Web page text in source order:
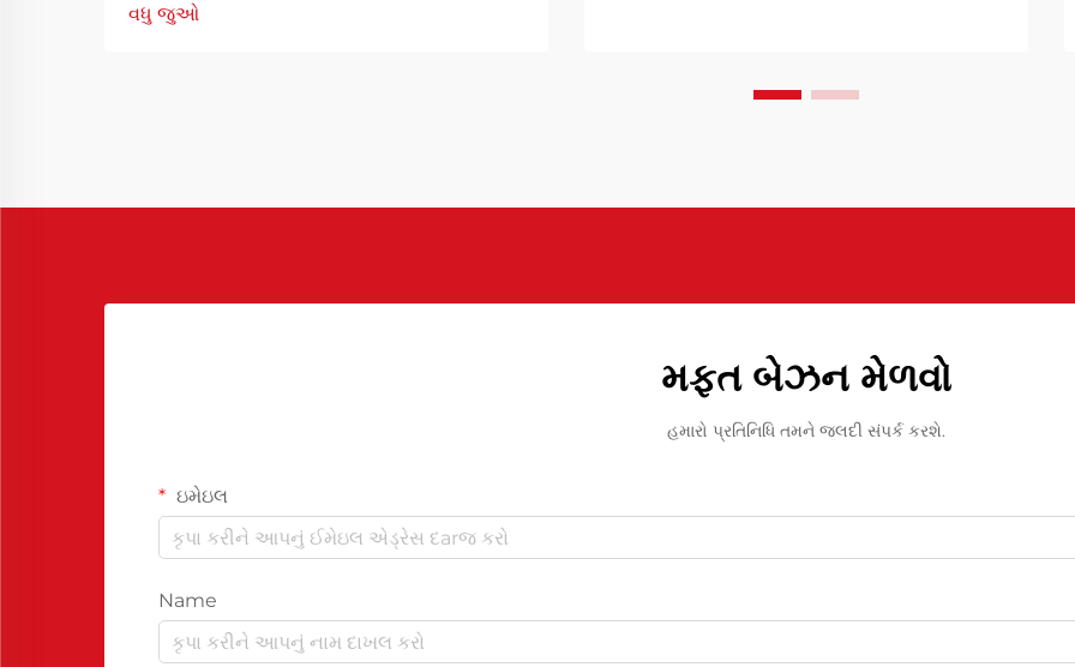
પ્લાસ્ટિક) ભાગોનું ઉત્પાદન કરવા માટે સાફ
વધુ જુઓ
મફત બેઝન મેળવો
હમારો પ્રતિનિધિ તમને જલદી સંપર્ક કરશે.
ઇમેઇલ
Name